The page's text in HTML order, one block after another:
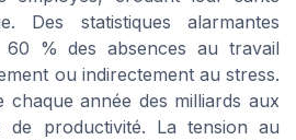
Des statistiques alarmantes
60 % des absences au travail
ou indirectement au stress.
chaque année des milliards aux
de productivité. La tension au